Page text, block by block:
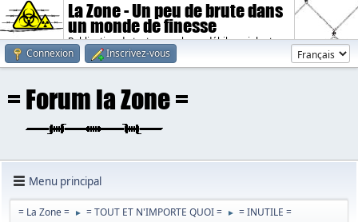
La Zone - Un peu de brute dans
un monde de finesse
Publication de textes sombres, débiles, violents.
Connexion
Inscrivez-vous
Menu principal
= La Zone = ► = TOUT ET N'IMPORTE QUOI = ► = INUTILE =